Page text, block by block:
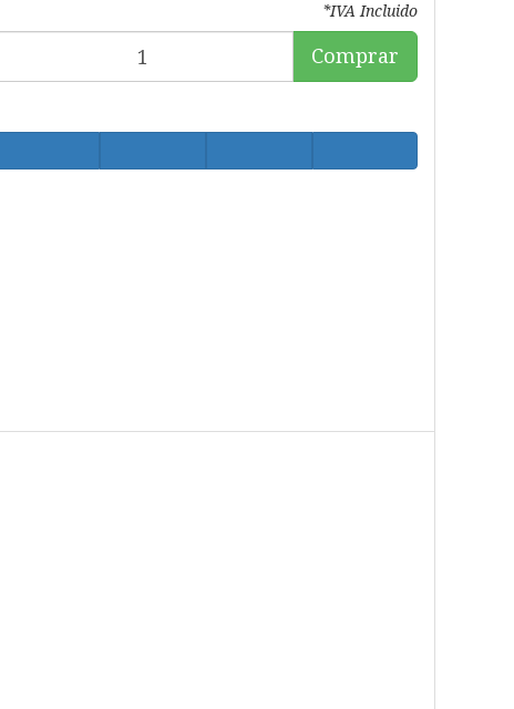
*IVA Incluido
Comprar